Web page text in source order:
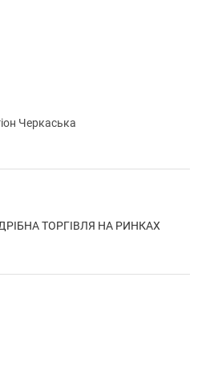
Черкаська
ТОРГІВЛЯ НА РИНКАХ